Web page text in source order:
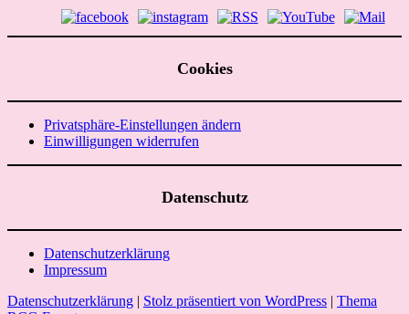
Cookies
Privatsphäre-Einstellungen ändern
Einwilligungen widerrufen
Datenschutz
Datenschutzerklärung
Impressum
Datenschutzerklärung | Stolz präsentiert von WordPress | Thema